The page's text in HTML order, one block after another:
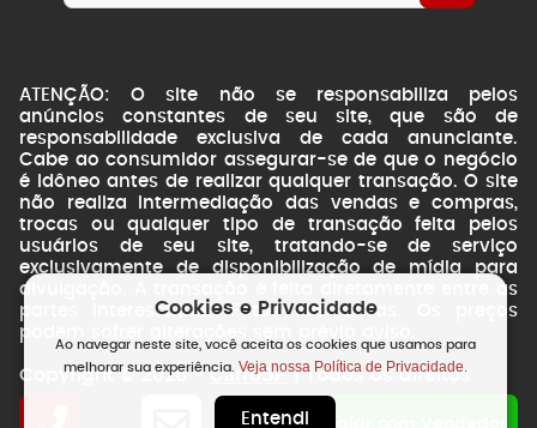
ATENÇÃO: O site não se responsabiliza pelos
anúncios constantes de seu site, que são de
responsabilidade exclusiva de cada anunciante.
Cabe ao consumidor assegurar-se de que o negócio
é idôneo antes de realizar qualquer transação. O site
não realiza intermediação das vendas e compras,
trocas ou qualquer tipo de transação feita pelos
usuários de seu site, tratando-se de serviço
exclusivamente de disponibilização de mídia para
divulgação. A transação é feita diretamente entre as
partes interessadas. Fotos ilustrativas. Os preços
podem sofrer alterações sem prévio aviso.
Copyright © 2026 -CarroSP| Todos os direitos
reservados.
Cookies e Privacidade
Ao navegar neste site, você aceita os cookies que usamos para
melhorar sua experiência.Veja nossa Política de Privacidade.
Entendi